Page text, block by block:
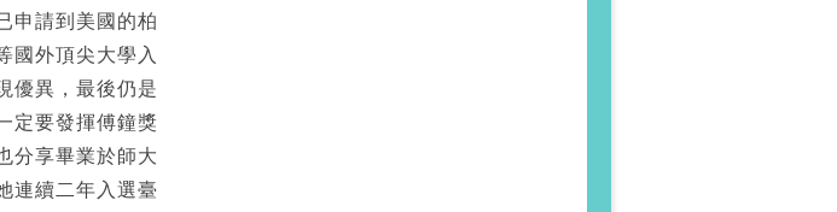
申請到美國的柏
國外頂尖大學入
優異，最後仍是
定要發揮傅鐘獎
分享畢業於師大
連續二年入選臺